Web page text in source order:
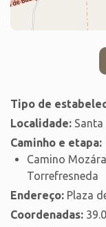
Tipo de
Localidade:
Caminho e etapa:
Camino
Torrefresneda
Endereço: Plaza
Coordenadas: